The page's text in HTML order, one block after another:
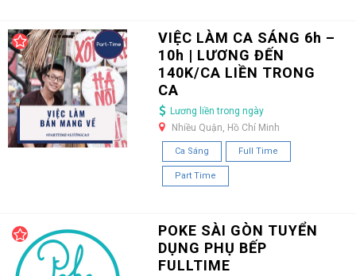
VIỆC LÀM CA SÁNG 6h –
10h | LƯƠNG ĐẾN
140K/CA LIỀN TRONG
CA
Lương liền trong ngày
Nhiều Quận, Hồ Chí Minh
Ca Sáng Full Time
Part Time
POKE SÀI GÒN TUYỂN
DỤNG PHỤ BẾP
FULLTIME